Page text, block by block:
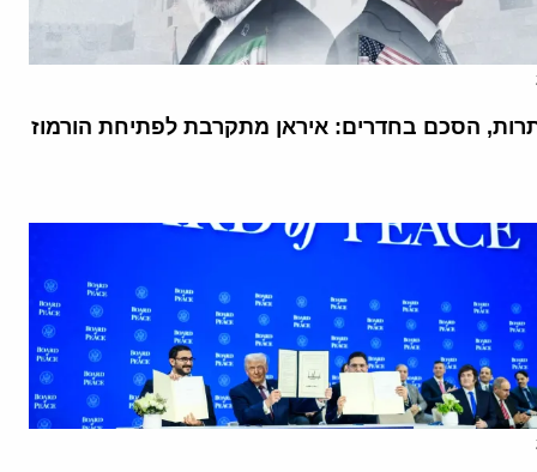
הסכם בחדרים: איראן מתקרבת לפתיחת הורמוז